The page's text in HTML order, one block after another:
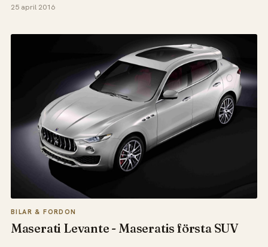
25 april 2016
BILAR & FORDON
Maserati Levante - Maseratis första SUV